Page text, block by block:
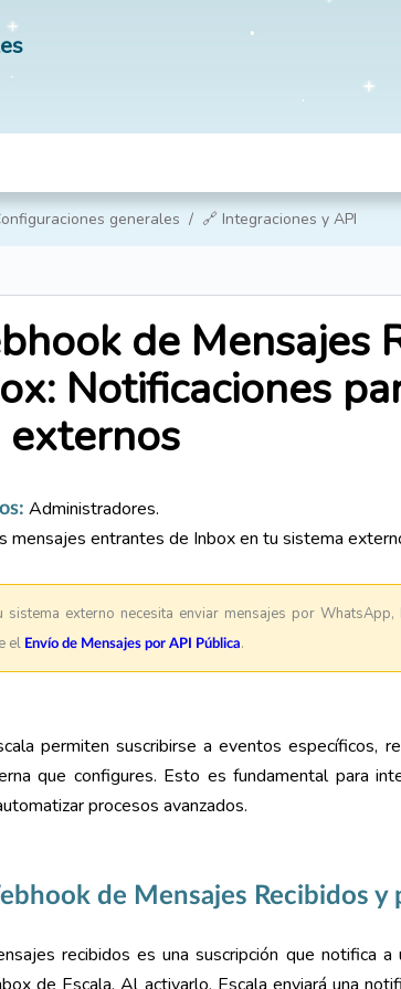
generales 🔗 Integraciones y API
de Mensajes
Notificaciones
externos
Administradores.
mensajes entrantes de Inbox en tu sistema
sistema externo necesita enviar mensajes por
el Envío de Mensajes por API Pública.
permiten suscribirse a eventos específicos,
que configures. Esto es fundamental para
procesos avanzados.
de Mensajes Recibidos y
recibidos es una suscripción que notifica